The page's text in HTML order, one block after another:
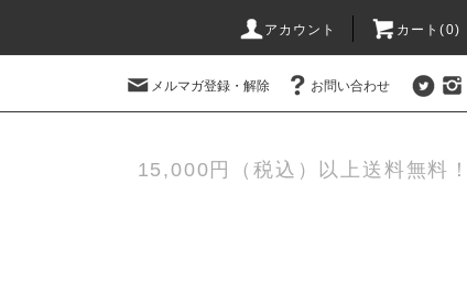
アカウント カート(0)
メルマガ登録・解除 お問い合わせ
15,000円（税込）以上送料無料！